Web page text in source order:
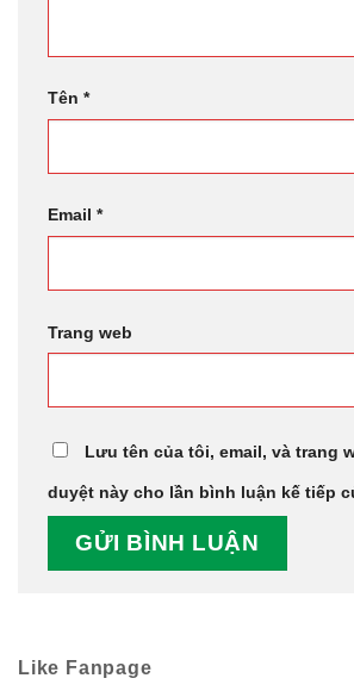
Tên *
Email *
Trang web
Lưu tên của tôi, email, và trang
duyệt này cho lần bình luận kế tiếp
Like Fanpage